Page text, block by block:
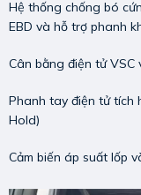
Hệ thống chống bó
EBD và hỗ trợ phanh
Cân bằng điện tử
Phanh tay điện tử tích
Hold)
Cảm biến áp suất lốp